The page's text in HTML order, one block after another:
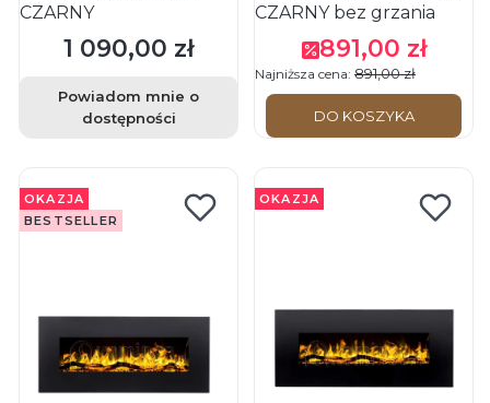
CZARNY
Cena
1 090,00 zł
Powiadom mnie o
dostępności
CZARNY bez grzania
Cena promocyjna
891,00 zł
Najniższa cena: 891,00 zł
DO KOSZYKA
OKAZJA
BESTSELLER
OKAZJA